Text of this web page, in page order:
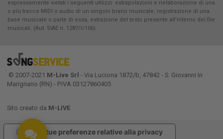
espressamente vietati i seguenti utilizzi: estrapolazioni e rielaborazione di una
o più tracce MIDI o audio di un singolo brano musicale, registrazione di una
base musicale o parte di essa, estrazione del testo presente all'interno dei file
musicali. (Aut. SIAE n. 1287/I/106)
© 2007-2021 M-Live Srl - Via Luciona 1872/b, 47842 - S. Giovanni In
Marignano (RN) - P.IVA 03127860405
Sito creato da M-LIVE
Le tue preferenze relative alla privacy